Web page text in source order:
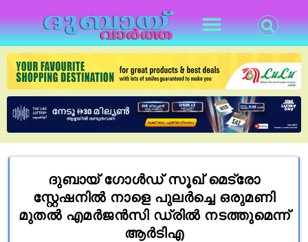
ദുബായ് ഗോൾഡ് സൂഖ് മെട്രോ
സ്റ്റേഷനിൽ നാളെ പുലർച്ചെ ഒരുമണി
മുതൽ എമർജൻസി ഡ്രിൽ നടത്തുമെന്ന്
ആർടിഎ